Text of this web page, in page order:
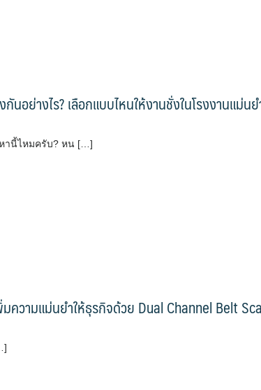
นอย่างไร? เลือกแบบไหนให้งานชั่งในโรงงานแม่น
หานี้ไหมครับ? หน […]
มความแม่นยำให้ธุรกิจด้วย Dual Channel Belt